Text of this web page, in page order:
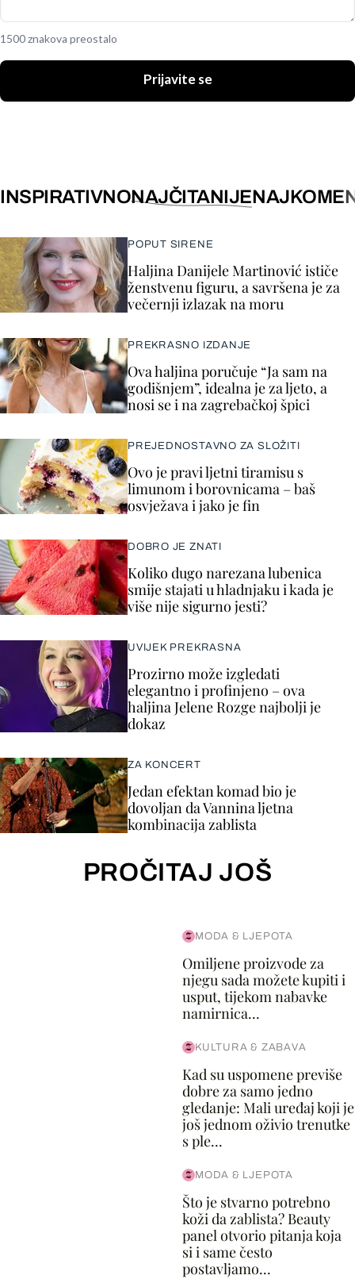
1500 znakova preostalo
Prijavite se
INSPIRATIVNONAJČITANIJE
POPUT SIRENE
Haljina Danijele Martinović ističe
ženstvenu figuru, a savršena je za
večernji izlazak na moru
PREKRASNO IZDANJE
Ova haljina poručuje “Ja sam na
godišnjem”, idealna je za ljeto, a
nosi se i na zagrebačkoj špici
PREJEDNOSTAVNO ZA SLOŽITI
Ovo je pravi ljetni tiramisu s
limunom i borovnicama – baš
osvježava i jako je fin
DOBRO JE ZNATI
Koliko dugo narezana lubenica
smije stajati u hladnjaku i kada je
više nije sigurno jesti?
UVIJEK PREKRASNA
Prozirno može izgledati
elegantno i profinjeno – ova
haljina Jelene Rozge najbolji je
dokaz
ZA KONCERT
Jedan efektan komad bio je
dovoljan da Vannina ljetna
kombinacija zablista
PROČITAJ JOŠ
MODA & LJEPOTA
Omiljene proizvode za
njegu sada možete kupiti i
usput, tijekom nabavke
namirnica...
KULTURA & ZABAVA
Kad su uspomene previše
dobre za samo jedno
gledanje: Mali uređaj koji je
još jednom oživio trenutke
s ple...
MODA & LJEPOTA
Što je stvarno potrebno
koži da zablista? Beauty
panel otvorio pitanja koja
si i same često
postavljamo...